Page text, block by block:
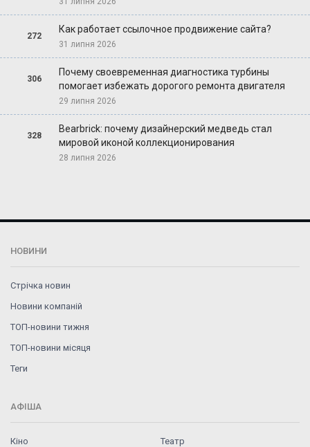
272
Как работает ссылочное продвижение сайта?
31 липня 2026
306
Почему своевременная диагностика турбины
помогает избежать дорогого ремонта двигателя
29 липня 2026
328
Bearbrick: почему дизайнерский медведь стал
мировой иконой коллекционирования
28 липня 2026
НОВИНИ
Стрічка новин
Новини компаній
ТОП-новини тижня
ТОП-новини місяця
Теги
АФІША
Кіно
Театр